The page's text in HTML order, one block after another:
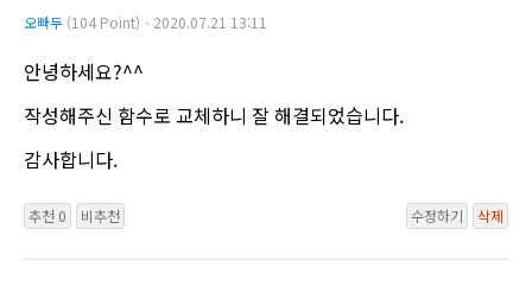
오빠두 (104 Point)ㆍ2020.07.21 13:11
안녕하세요?^^
작성해주신 함수로 교체하니 잘 해결되었습니다.
감사합니다.
추천 0 비추천 수정하기 삭제